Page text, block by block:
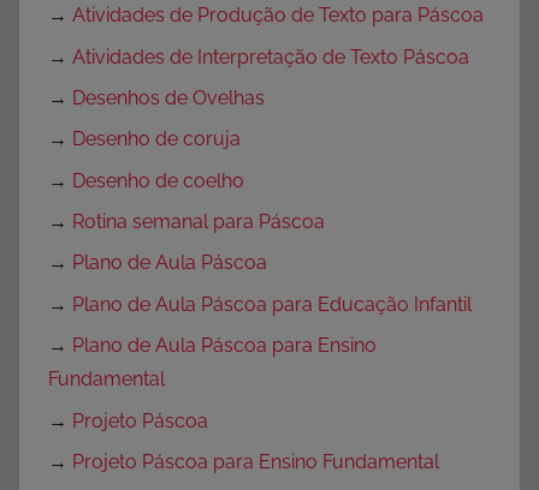
→ Atividades de Produção de Texto para Páscoa
→ Atividades de Interpretação de Texto Páscoa
→ Desenhos de Ovelhas
→ Desenho de coruja
→ Desenho de coelho
→ Rotina semanal para Páscoa
→ Plano de Aula Páscoa
→ Plano de Aula Páscoa para Educação Infantil
→ Plano de Aula Páscoa para Ensino
Fundamental
→ Projeto Páscoa
→ Projeto Páscoa para Ensino Fundamental